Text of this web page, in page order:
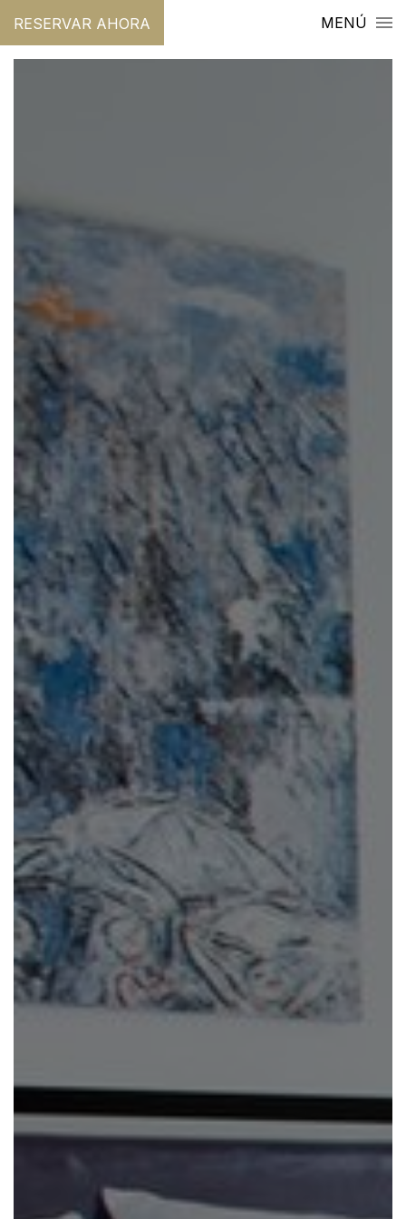
RESERVAR AHORA MENÚ